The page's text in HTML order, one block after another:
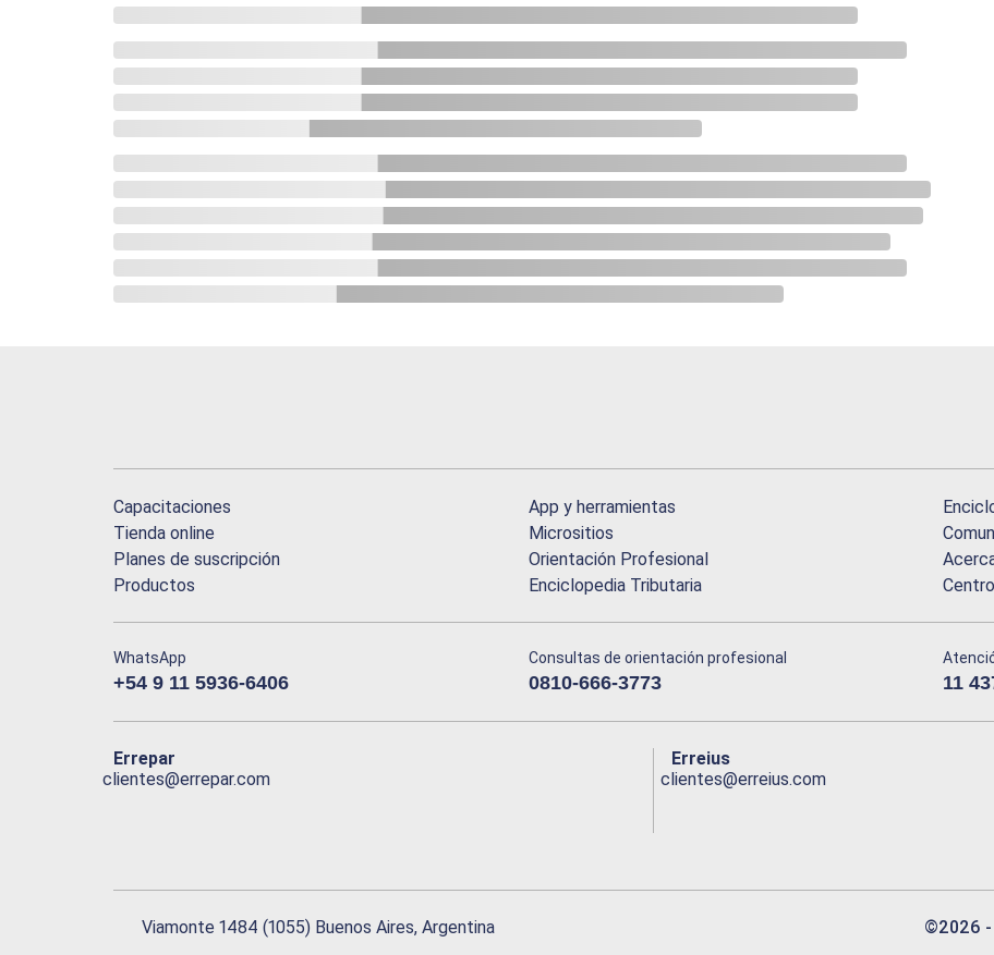
Capacitaciones
Tienda online
Planes de suscripción
Productos
App y herramientas
Micrositios
Orientación Profesional
Enciclopedia Tributaria
WhatsApp
+54 9 11 5936-6406
Consultas de orientación profesional
0810-666-3773 11
Errepar
clientes@errepar.com
Erreius
clientes@erreius.com
Viamonte 1484 (1055) Buenos Aires, Argentina ©2026